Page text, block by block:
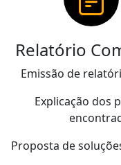
Relatório
Emissão de
Explicação dos
Proposta de